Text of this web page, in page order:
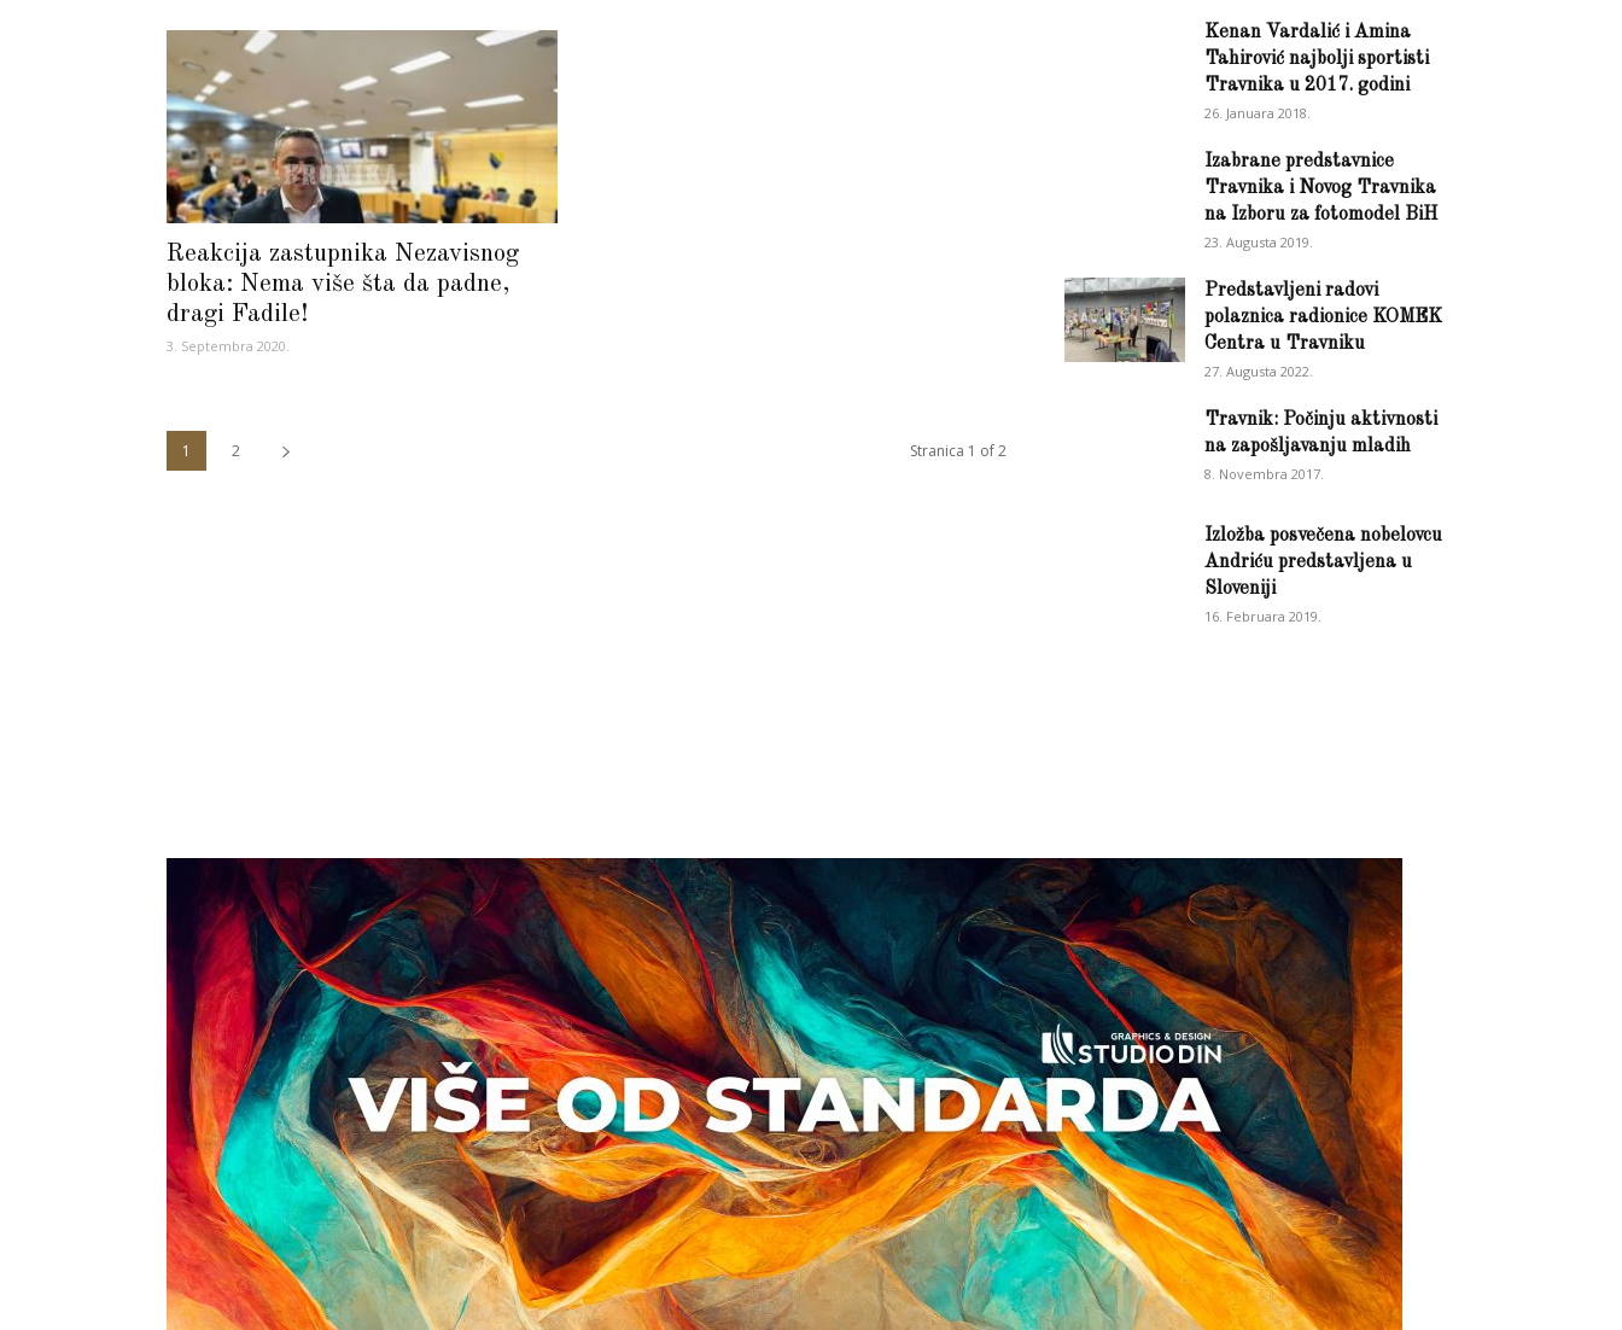
Reakcija zastupnika Nezavisnog
bloka: Nema više šta da padne,
dragi Fadile!
3. Septembra 2020.
1 2 Stranica 1 of 2
Kenan Vardalić i Amina
Tahirović najbolji sportisti
Travnika u 2017. godini
26. Januara 2018.
Izabrane predstavnice
Travnika i Novog Travnika
na Izboru za fotomodel BiH
23. Augusta 2019.
Predstavljeni radovi
polaznica radionice KOMEK
Centra u Travniku
27. Augusta 2022.
Travnik: Počinju aktivnosti
na zapošljavanju mladih
8. Novembra 2017.
Izložba posvečena nobelovcu
Andriću predstavljena u
Sloveniji
16. Februara 2019.